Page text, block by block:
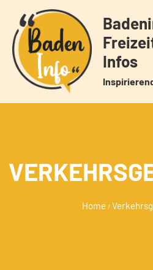
Inhalt
springen
Infos
Home /